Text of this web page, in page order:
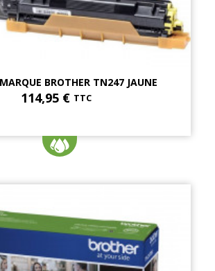
BROTHER TN247 JAUNE
114,95 € TTC